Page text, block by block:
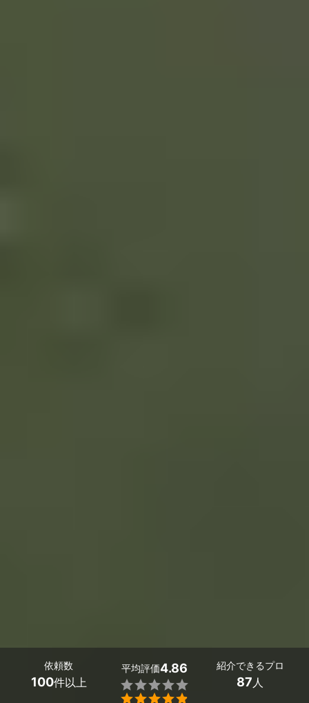
依頼数
100件以上
平均評価4.86


紹介できるプロ
87人